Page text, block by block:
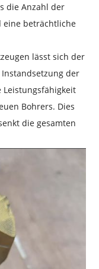
die Anzahl der
beträchtliche
lässt sich der
der
Leistungsfähigkeit
Bohrers. Dies
die gesamten